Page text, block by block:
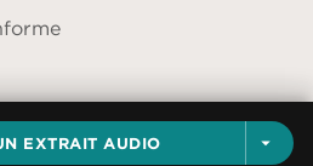
EXTRAIT AUDIO arrow_drop_down